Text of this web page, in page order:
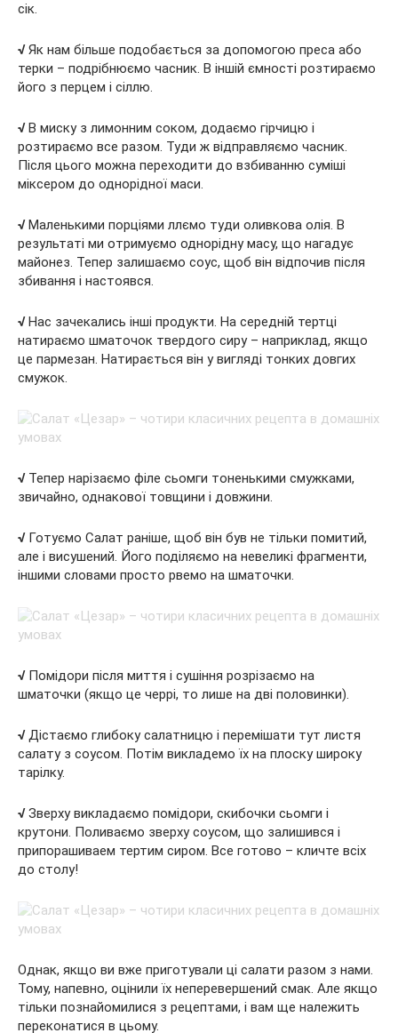
сік.
√Як нам більше подобається за допомогою преса або
терки – подрібнюємо часник. В іншій ємності розтираємо
його з перцем і сіллю.
√В миску з лимонним соком, додаємо гірчицю і
розтираємо все разом. Туди ж відправляємо часник.
Після цього можна переходити до взбиванню суміші
міксером до однорідної маси.
√Маленькими порціями ллємо туди оливкова олія. В
результаті ми отримуємо однорідну масу, що нагадує
майонез. Тепер залишаємо соус, щоб він відпочив після
збивання і настоявся.
√Нас зачекались інші продукти. На середній тертці
натираємо шматочок твердого сиру – наприклад, якщо
це пармезан. Натирається він у вигляді тонких довгих
смужок.
√ Тепер нарізаємо філе сьомги тоненькими смужками,
звичайно, однакової товщини і довжини.
√Готуємо Салат раніше, щоб він був не тільки помитий,
але і висушений. Його поділяємо на невеликі фрагменти,
іншими словами просто рвемо на шматочки.
√ Помідори після миття і сушіння розрізаємо на
шматочки (якщо це черрі, то лише на дві половинки).
√Дістаємо глибоку салатницю і перемішати тут листя
салату з соусом. Потім викладемо їх на плоску широку
тарілку.
√Зверху викладаємо помідори, скибочки сьомги і
крутони. Поливаємо зверху соусом, що залишився і
припорашиваем тертим сиром. Все готово – кличте всіх
до столу!
Однак, якщо ви вже приготували ці салати разом з нами.
Тому, напевно, оцінили їх неперевершений смак. Але якщо
тільки познайомилися з рецептами, і вам ще належить
переконатися в цьому.